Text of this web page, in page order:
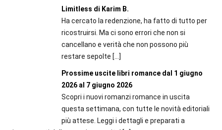
Limitless di Karim B.
Ha cercato la redenzione, ha fatto di tutto per
ricostruirsi. Ma ci sono errori che non si
cancellano e verità che non possono più
restare sepolte […]
Prossime uscite libri romance dal 1 giugno
2026 al 7 giugno 2026
Scopri i nuovi romanzi romance in uscita
questa settimana, con tutte le novità editoriali
più attese. Leggi i dettagli e preparati a